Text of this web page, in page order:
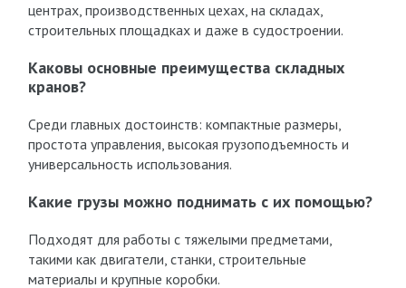
центрах, производственных цехах, на складах,
строительных площадках и даже в судостроении.
Каковы основные преимущества складных
кранов?
Среди главных достоинств: компактные размеры,
простота управления, высокая грузоподъемность и
универсальность использования.
Какие грузы можно поднимать с их помощью?
Подходят для работы с тяжелыми предметами,
такими как двигатели, станки, строительные
материалы и крупные коробки.